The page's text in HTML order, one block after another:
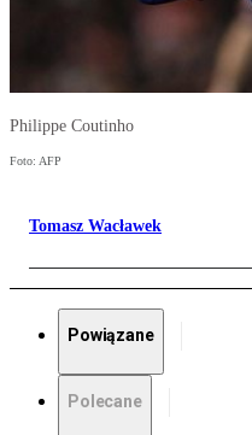
Philippe Coutinho
Foto: AFP
Tomasz Wacławek
Powiązane
Polecane